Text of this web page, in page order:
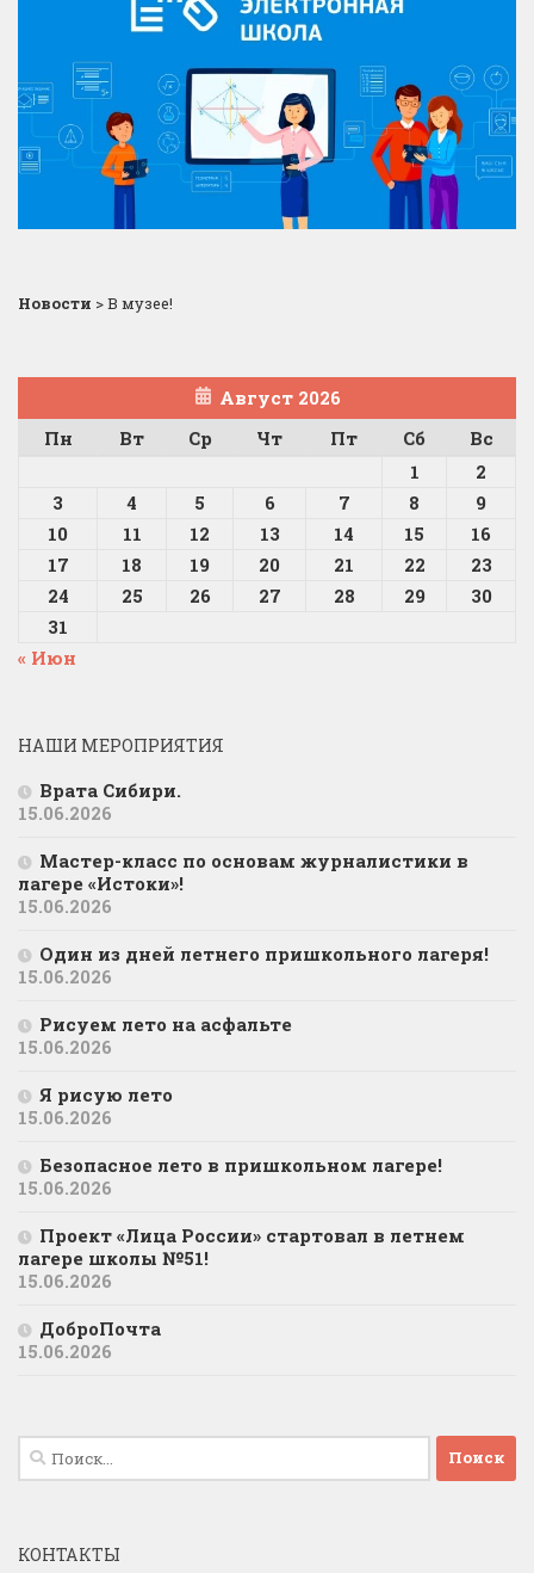
Новости >В музее!
Август 2026
Пн
Вт Ср Чт Пт Сб
Вс
1
2
3
4 5 6 7 8
9
10
11 12 13 14 15
16
17
18 19 20 21 22
23
24
25 26 27 28 29
30
31
« Июн
НАШИ МЕРОПРИЯТИЯ
Врата Сибири.
15.06.2026
Мастер-класс по основам журналистики в
лагере «Истоки»!
15.06.2026
Один из дней летнего пришкольного лагеря!
15.06.2026
Рисуем лето на асфальте
15.06.2026
Я рисую лето
15.06.2026
Безопасное лето в пришкольном лагере!
15.06.2026
Проект «Лица России» стартовал в летнем
лагере школы №51!
15.06.2026
ДоброПочта
15.06.2026
Найти:
КОНТАКТЫ